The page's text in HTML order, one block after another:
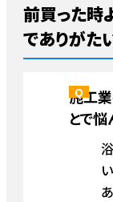
前買った時
でありがた
施工
とで悩